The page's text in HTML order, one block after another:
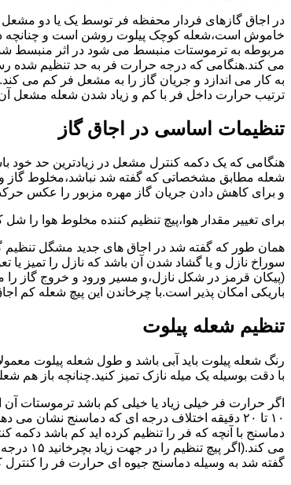
در اجاق گازهای فردار محفظه فر توسط یک یا دو مشعل
خاموش است،شعله کوچک پیلوت روشن است و چنانچه
مربوطه به ترموستات منبسط می شود در اثر منبسط
می کند.هنگامی که درجه حرارت فر به حد تنظیم شده
به کار می اندازد و جریان گاز را به مشعل فر کم می
ترتیب حرارت داخل فر با کم و زیاد شدن شعله مشعل
تنظیمات اساسی در اجاق گاز
شعله مطابق مشخصاتی که گفته شد نباشد،مخلوط گاز و
و برای کاهش دادن جریان گاز مهره مزبور را عکس
برای تغییر مقدار هوا،پیچ تنظیم کننده مخلوط هوا
همان طور که گفته شد در اجاق های جدید مشگل تنظیم
سوراخ نازل و یا گشاد شدن آن باشد که نازل را تمیز
(پیکان قرمز در شکل نازل،و مسیر ورود و خروج گاز
باریکی امکان پذیر است.با چرخاندن این پیچ شعله کم
تنظیم شعله پیلوت
با دقت بوسیله یک میله نازک تمیز کنید.چنانچه باز
گفته شد به وسیله دماسنج جیوه ای حرارت فر را کنترل